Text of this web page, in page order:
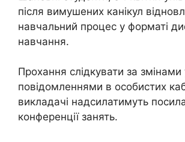
після вимушених канікул
навчальний процес у форматі
навчання.
Прохання слідкувати за змінами
повідомленнями в особистих
викладачі надсилатимуть
конференції занять.